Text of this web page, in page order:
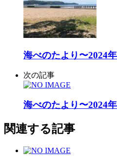
海べのたより〜2024
次の記事
海べのたより〜2024
関連する記事